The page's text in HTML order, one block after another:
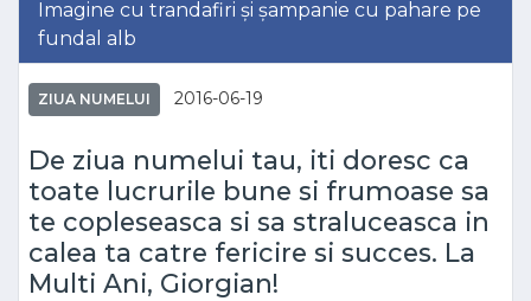
Imagine cu trandafiri și șampanie cu pahare pe
fundal alb
ZIUA NUMELUI 2016-06-19
De ziua numelui tau, iti doresc ca
toate lucrurile bune si frumoase sa
te copleseasca si sa straluceasca in
calea ta catre fericire si succes. La
Multi Ani, Giorgian!